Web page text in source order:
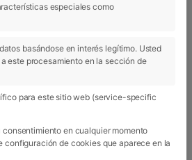
especiales como
basándose en interés legítimo. Usted
este procesamiento en la sección de
para este sitio web (service-specific
consentimiento en cualquier momento
configuración de cookies que aparece en la